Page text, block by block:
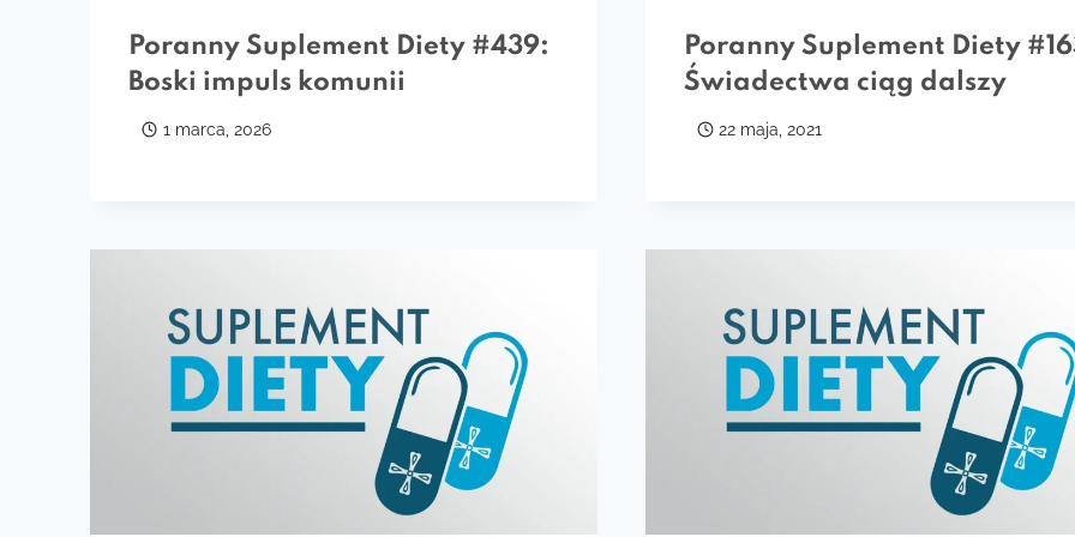
Poranny Suplement Diety #439:
Boski impuls komunii
1 marca, 2026
Poranny Suplement Diety
Świadectwa ciąg dalszy
22 maja, 2021